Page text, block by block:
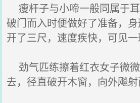
瘦杆子与小啼一般同属于
破门而入时便做好了准备，
开了三尺，速度疾快，可见一
劲气匹练擦着红衣女子微
去，径直破开木窗，向外飚射